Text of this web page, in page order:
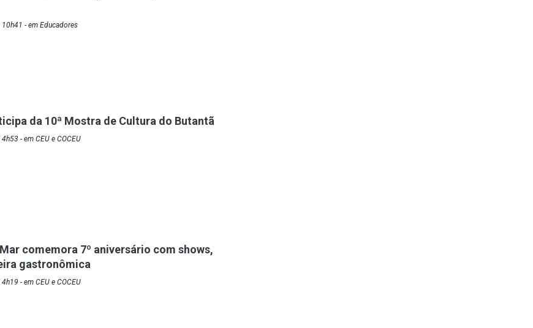
- em Educadores
da 10ª Mostra de Cultura do Butantã
- em CEU e COCEU
comemora 7º aniversário com shows,
gastronômica
- em CEU e COCEU